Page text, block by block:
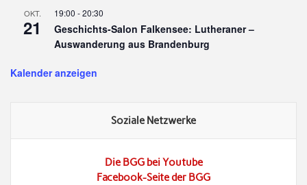
OKT.
21
19:00 -20:30
Geschichts-Salon Falkensee: Lutheraner –
Auswanderung aus Brandenburg
Kalender anzeigen
Soziale Netzwerke
Die BGG bei Youtube
Facebook-Seite der BGG